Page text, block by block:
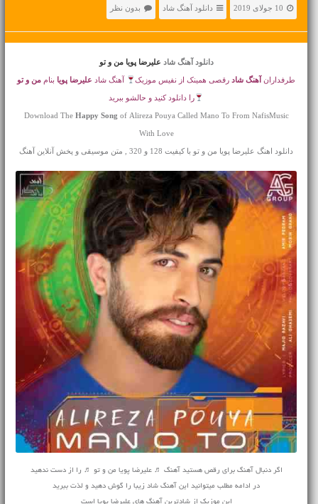
10 جولای 2019 دانلود آهنگ شاد بدون نظر
دانلود آهنگ شاد علیرضا پویا من و تو
طرفداران آهنگ شادرقصی همینک از نفیس موزیک آهنگ شاد علیرضا پویا بناممن و تو
را دانلود کنید و حالشو ببرید
Download The Happy Song of Alireza Pouya Called Mano To From NafisMusic
With Love
دانلود اهنگ علیرضا پویا من و تو با کیفیت 128 و 320 , متن موسیقی و پخش آنلاین آهنگ
اگر دنبال آهنگ برای رقص هستید آهنگ ♬ علیرضا پویا من و تو ♬ را از دست ندهید
در ادامه مطلب میتوانید این آهنگ شاد زیبا را گوش دهید و لذت ببرید
این موزیک از شادترین آهنگ های علیرضا پویا است